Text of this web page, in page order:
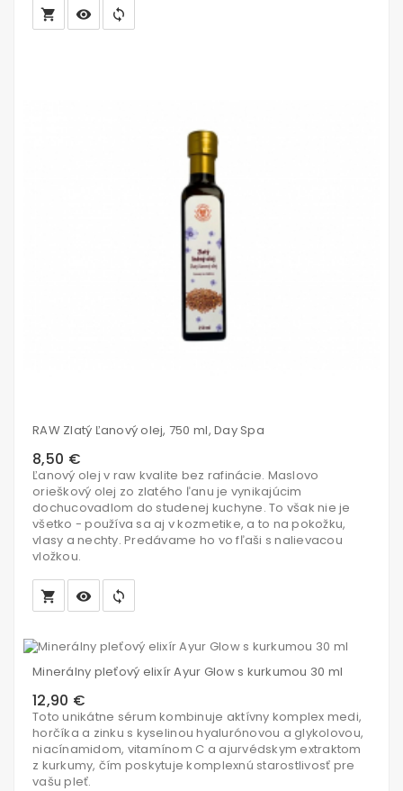
local_grocery_store visibility sync
RAW Zlatý Ľanový olej, 750 ml, Day Spa
8,50 €
Ľanový olej v raw kvalite bez rafinácie. Maslovo
orieškový olej zo zlatého ľanu je vynikajúcim
dochucovadlom do studenej kuchyne. To však nie je
všetko - používa sa aj v kozmetike, a to na pokožku,
vlasy a nechty. Predávame ho vo fľaši s nalievacou
vložkou.
local_grocery_store
do
košíka
visibility sync
Minerálny pleťový elixír Ayur Glow s kurkumou 30 ml
12,90 €
Toto unikátne sérum kombinuje aktívny komplex medi,
horčíka a zinku s kyselinou hyalurónovou a glykolovou,
niacínamidom, vitamínom C a ajurvédskym extraktom
z kurkumy, čím poskytuje komplexnú starostlivosť pre
vašu pleť.